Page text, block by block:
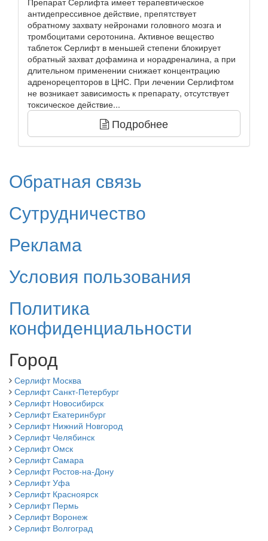
антидепрессивное действие, препятствует
обратному захвату нейронами головного мозга и
тромбоцитами серотонина. Активное вещество
таблеток Серлифт в меньшей степени блокирует
обратный захват дофамина и норадреналина, а при
длительном применении снижает концентрацию
адренорецепторов в ЦНС. При лечении Серлифтом
не возникает зависимость к препарату, отсутствует
токсическое действие...
Подробнее
Обратная связь
Сутрудничество
Реклама
Условия пользования
Политика
конфиденциальности
Город
Серлифт Москва
Серлифт Санкт-Петербург
Серлифт Новосибирск
Серлифт Екатеринбург
Серлифт Нижний Новгород
Серлифт Челябинск
Серлифт Омск
Серлифт Самара
Серлифт Ростов-на-Дону
Серлифт Уфа
Серлифт Красноярск
Серлифт Пермь
Серлифт Воронеж
Серлифт Волгоград